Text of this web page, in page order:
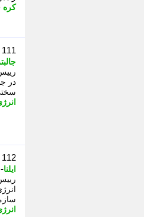
کره
111 -
در
112 -
ایلنا-